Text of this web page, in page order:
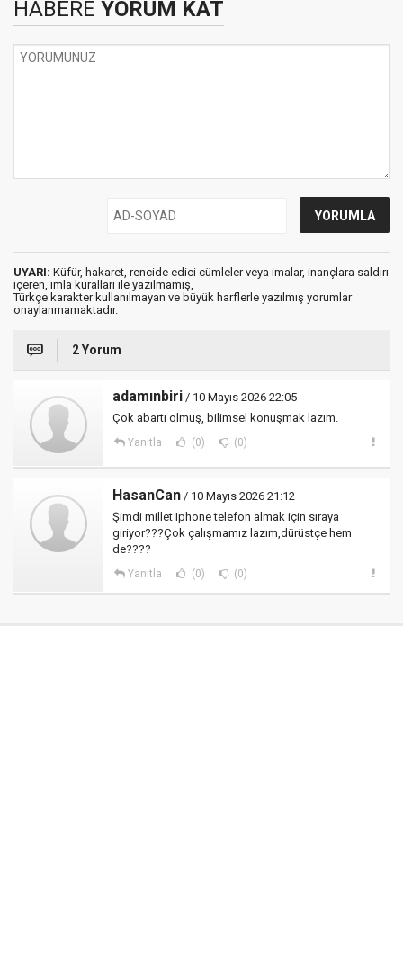
HABERE YORUM KAT
UYARI: Küfür, hakaret, rencide edici cümleler veya imalar, inançlara saldırı
içeren, imla kuralları ile yazılmamış,
Türkçe karakter kullanılmayan ve büyük harflerle yazılmış yorumlar
onaylanmamaktadır.
2 Yorum
adamınbiri / 10 Mayıs 2026 22:05
Çok abartı olmuş, bilimsel konuşmak lazım.
Yanıtla (0) (0)
HasanCan / 10 Mayıs 2026 21:12
Şimdi millet Iphone telefon almak için sıraya
giriyor???Çok çalışmamız lazım,dürüstçe hem
de????
Yanıtla (0) (0)